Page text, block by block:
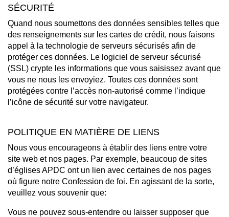
SÉCURITÉ
Quand nous soumettons des données sensibles telles que
des renseignements sur les cartes de crédit, nous faisons
appel à la technologie de serveurs sécurisés afin de
protéger ces données. Le logiciel de serveur sécurisé
(SSL) crypte les informations que vous saisissez avant que
vous ne nous les envoyiez. Toutes ces données sont
protégées contre l’accès non-autorisé comme l’indique
l’icône de sécurité sur votre navigateur.
POLITIQUE EN MATIÈRE DE LIENS
Nous vous encourageons à établir des liens entre votre
site web et nos pages. Par exemple, beaucoup de sites
d’églises APDC ont un lien avec certaines de nos pages
où figure notre Confession de foi. En agissant de la sorte,
veuillez vous souvenir que:
Vous ne pouvez sous-entendre ou laisser supposer que